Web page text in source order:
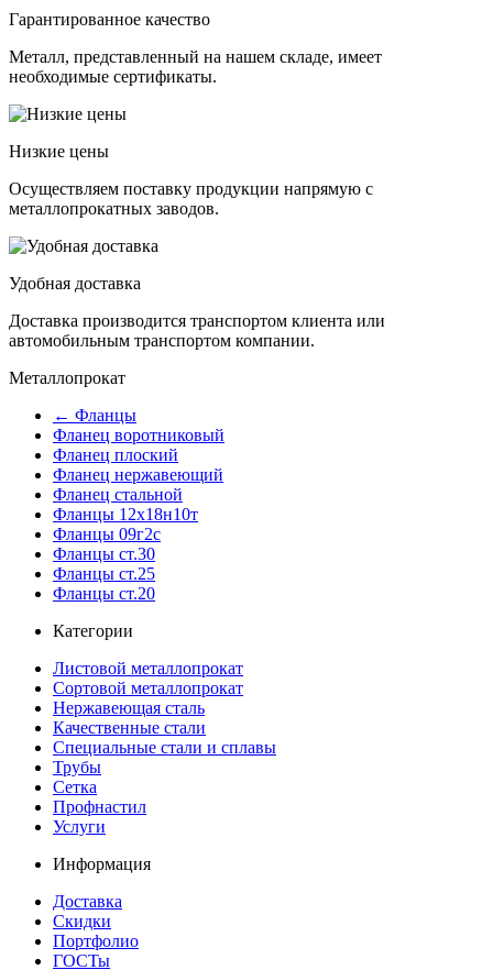
Гарантированное качество
Металл, представленный на нашем складе, имеет
необходимые сертификаты.
Низкие цены
Осуществляем поставку продукции напрямую с
металлопрокатных заводов.
Удобная доставка
Доставка производится транспортом клиента или
автомобильным транспортом компании.
Металлопрокат
← Фланцы
Фланец воротниковый
Фланец плоский
Фланец нержавеющий
Фланец стальной
Фланцы 12х18н10т
Фланцы 09г2с
Фланцы ст.30
Фланцы ст.25
Фланцы ст.20
Категории
Листовой металлопрокат
Сортовой металлопрокат
Нержавеющая сталь
Качественные стали
Специальные стали и сплавы
Трубы
Сетка
Профнастил
Услуги
Информация
Доставка
Скидки
Портфолио
ГОСТы